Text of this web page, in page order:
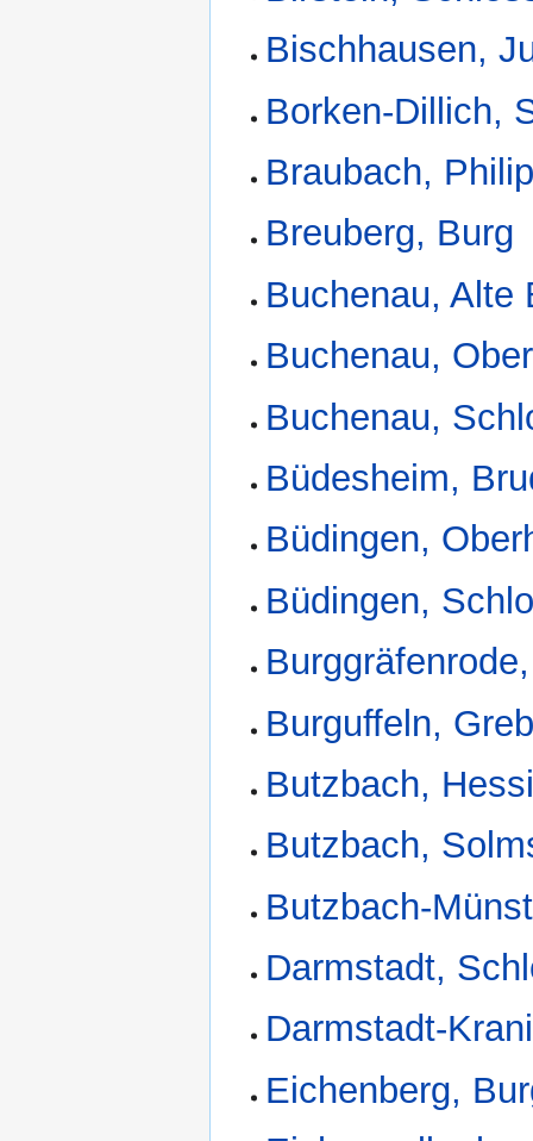
Bischhausen,
Borken-Dillich,
Braubach,
Breuberg, Burg
Buchenau, Alte
Buchenau,
Buchenau,
Büdesheim,
Büdingen,
Büdingen,
Burguffeln,
Butzbach,
Butzbach,
Butzbach-
Darmstadt,
Darmstadt-
Eichenberg,